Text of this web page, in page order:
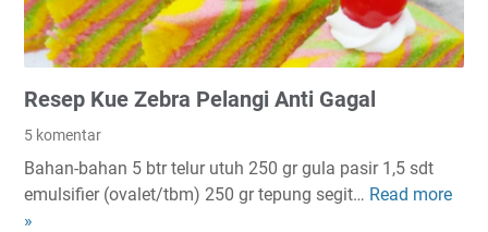
D
e
n
g
K
u
Resep Kue Zebra Pelangi Anti Gagal
5 komentar
Bahan-bahan 5 btr telur utuh 250 gr gula pasir 1,5 sdt
emulsifier (ovalet/tbm) 250 gr tepung segit… Read more
»
R